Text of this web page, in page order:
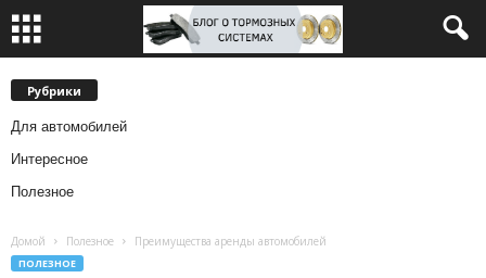
Рубрики
Для автомобилей
Интересное
Полезное
Домой Полезное Преимущества аренды автомобилей
ПОЛЕЗНОЕ